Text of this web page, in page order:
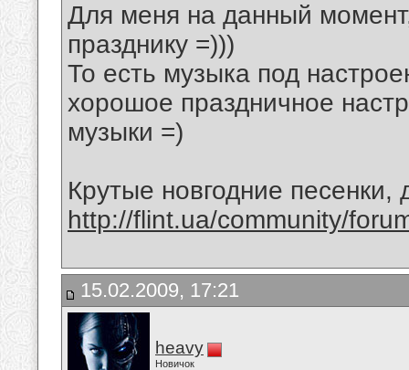
Для меня на данный
празднику =)))
То есть музыка под
хорошое праздничное
музыки =)
Крутые новгодние
http://flint.ua/community/
15.02.2009, 17:21
heavy
Новичок